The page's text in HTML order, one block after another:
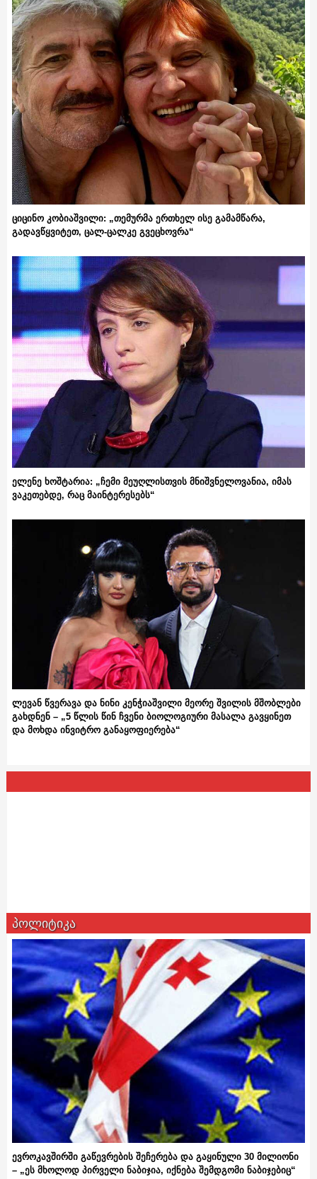
ციცინო კობიაშვილი: „თემურმა ერთხელ ისე გამამწარა,
გადავწყვიტეთ, ცალ-ცალკე გვეცხოვრა“
ელენე ხოშტარია: „ჩემი მეუღლისთვის მნიშვნელოვანია, იმას
ვაკეთებდე, რაც მაინტერესებს“
ლევან წვერავა და ნინი კენჭიაშვილი მეორე შვილის მშობლები
გახდნენ – „5 წლის წინ ჩვენი ბიოლოგიური მასალა გავყინეთ
და მოხდა ინვიტრო განაყოფიერება“
პოლიტიკა
ევროკავშირში გაწევრების შეჩერება და გაყინული 30 მილიონი
– „ეს მხოლოდ პირველი ნაბიჯია, იქნება შემდგომი ნაბიჯებიც“